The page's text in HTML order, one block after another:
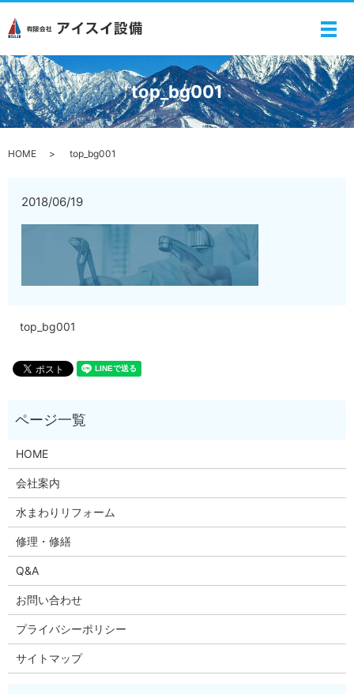
メ
top_bg001
HOME top_bg001
2018/06/19
top_bg001
HOME
会社案内
水まわりリフォーム
修理・修繕
Q&A
お問い合わせ
プライバシーポリシー
サイトマップ